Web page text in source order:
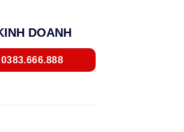
DOANH
0383.666.888